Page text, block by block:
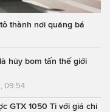
thành nơi quảng bá
hủy bom tấn thế giới
09:54
GTX 1050 Ti với giá chỉ